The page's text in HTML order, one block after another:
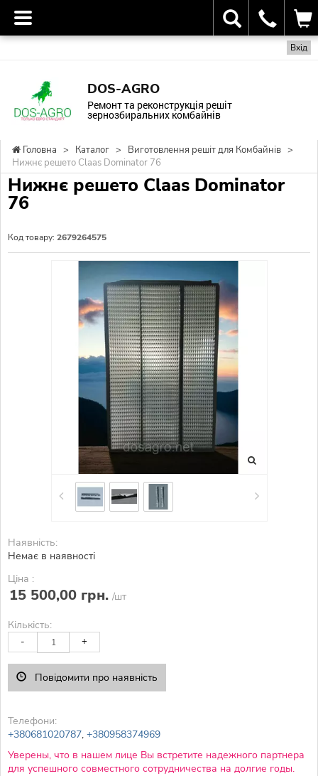
Вхід
DOS-AGRO
Ремонт та реконструкція решіт
зернозбиральних комбайнів
Головна > Каталог > Виготовлення решіт для Комбайнів >
Нижнє решето Claas Dominator 76
Нижнє решето Claas Dominator
76
Код товару: 2679264575
Наявність:
Немає в наявності
Ціна :
15 500,00 грн. /шт
Кількість:
- +
Повідомити про наявність
Телефони:
+380681020787, +380958374969
Уверены, что в нашем лице Вы встретите надежного партнера
для успешного совместного сотрудничества на долгие годы.